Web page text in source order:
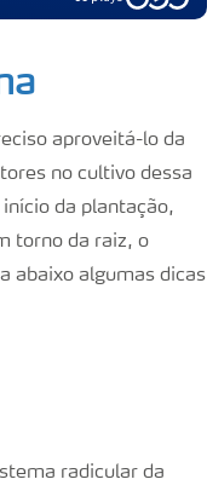
aproveitá-lo da
no cultivo dessa
da plantação,
torno da raiz, o
abaixo algumas dicas
radicular da